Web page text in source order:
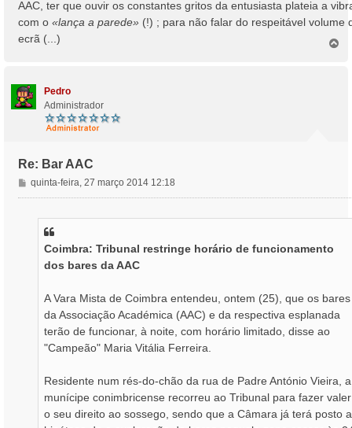
a
g
e
AAC, ter que ouvir os constantes gritos da entusiasta plateia a
com o «lança a parede» (!) ; para não falar do respeitável volume
ecrã (...)
Pedro
Administrador
Re: Bar AAC
M
e
quinta-feira, 27 março 2014 12:18
Coimbra: Tribunal restringe horário de funcionamento
dos bares da AAC
A Vara Mista de Coimbra entendeu, ontem (25), que os bares
da Associação Académica (AAC) e da respectiva esplanada
terão de funcionar, à noite, com horário limitado, disse ao
"Campeão" Maria Vitália Ferreira.
Residente num rés-do-chão da rua de Padre António Vieira, a
munícipe conimbricense recorreu ao Tribunal para fazer valer
o seu direito ao sossego, sendo que a Câmara já terá posto a